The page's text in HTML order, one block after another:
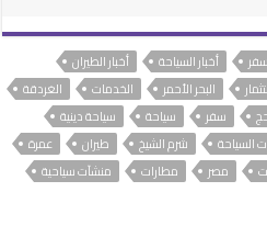
أخبار السياحة
أخبار الطيران
البحر الأحمر الخدمات
الغردقة
سفر سياحة
سياحة دينية
السياحة شرم الشيخ طيران
عمرة
مصر مطارات
منشآت سياحية